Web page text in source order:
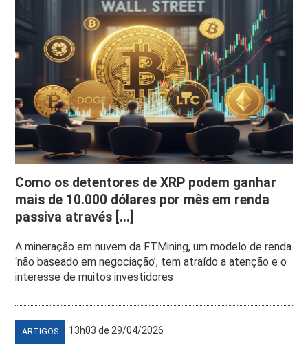
Como os detentores de XRP podem ganhar
mais de 10.000 dólares por mês em renda
passiva através [...]
A mineração em nuvem da FTMining, um modelo de renda
‘não baseado em negociação’, tem atraído a atenção e o
interesse de muitos investidores
ARTIGOS 13h03 de 29/04/2026